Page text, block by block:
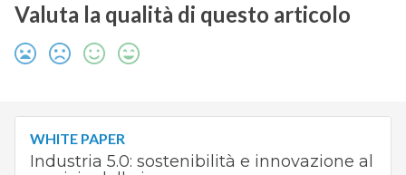
Valuta la qualità di questo articolo
WHITE PAPER
Industria 5.0: sostenibilità e innovazione al